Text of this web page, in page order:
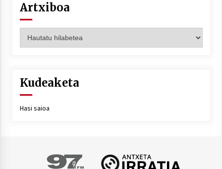
Artxiboa
Kudeaketa
Hasi saioa